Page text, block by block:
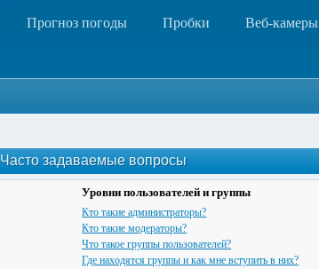
Прогноз погоды Пробки Веб-камеры
Часто задаваемые вопросы
Уровни пользователей и группы
Кто такие администраторы?
Кто такие модераторы?
Что такое группы пользователей?
Где находятся группы и как мне вступить в них?